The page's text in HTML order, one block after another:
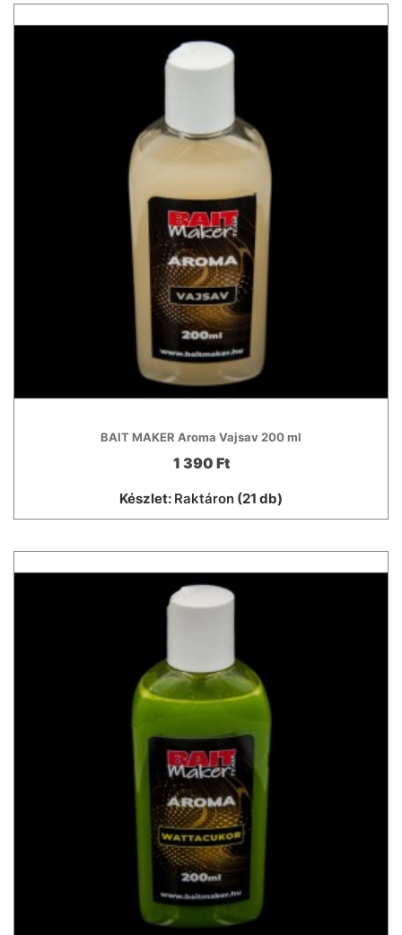
BAIT MAKER Aroma Vajsav 200 ml
1 390 Ft
Készlet: Raktáron (21 db)